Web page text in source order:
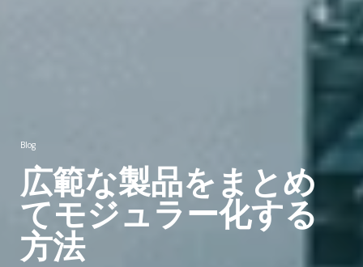
Blog
広範な製品をまとめ
てモジュラー化する
方法